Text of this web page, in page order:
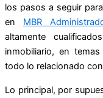
los pasos a seguir
en MBR
altamente
inmobiliario, en
todo lo relacionado
Lo principal, por